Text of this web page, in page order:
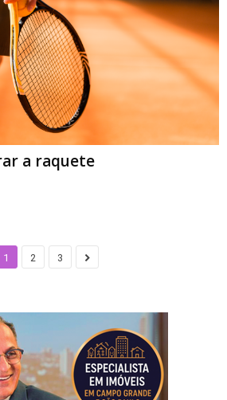
a raquete
1 2 3